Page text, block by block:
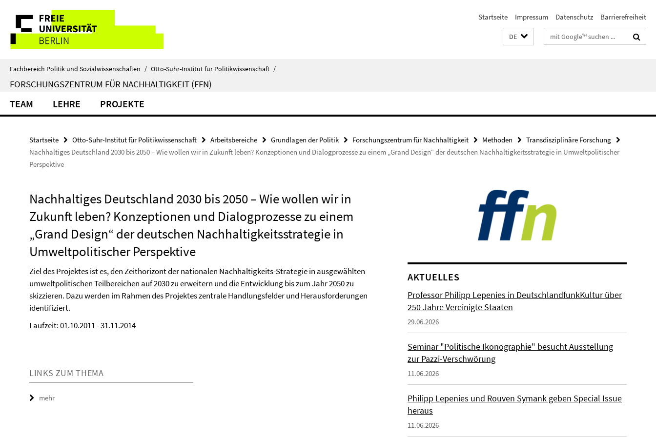
direkt
Inhalt
Service-
Navigation
Startseite Impressum Datenschutz Barrierefreiheit
DE Suchbegriffe
Fachbereich Politik und Sozialwissenschaften / Otto-Suhr-Institut für Politikwissenschaft /
FORSCHUNGSZENTRUM FÜR NACHHALTIGKEIT (FFN)
TEAM LEHRE PROJEKTE
Startseite Otto-Suhr-Institut für Politikwissenschaft Arbeitsbereiche Grundlagen der Politik Forschungszentrum für Nachhaltigkeit Methoden
Transdisziplinäre Forschung
Nachhaltiges Deutschland 2030 bis 2050 – Wie wollen wir in Zukunft leben? Konzeptionen und Dialogprozesse zu einem „Grand Design“ der deutschen Nachhaltigkeitsstrategie in Umweltpolitischer
Perspektive
Nachhaltiges Deutschland 2030 bis 2050 – Wie wollen wir in
Zukunft leben? Konzeptionen und Dialogprozesse zu einem
„Grand Design“ der deutschen Nachhaltigkeitsstrategie in
Umweltpolitischer Perspektive
Ziel des Projektes ist es, den Zeithorizont der nationalen Nachhaltigkeits-Strategie in ausgewählten
umweltpolitischen Teilbereichen auf 2030 zu erweitern und die Entwicklung bis zum Jahr 2050 zu
skizzieren. Dazu werden im Rahmen des Projektes zentrale Handlungsfelder und Herausforderungen
identifiziert.
Laufzeit: 01.10.2011 - 31.11.2014
LINKS ZUM THEMA
mehr
AKTUELLES
Professor Philipp Lepenies in DeutschlandfunkKultur über
250 Jahre Vereinigte Staaten
29.06.2026
Seminar "Politische Ikonographie" besucht Ausstellung
zur Pazzi-Verschwörung
11.06.2026
Philipp Lepenies und Rouven Symank geben Special Issue
heraus
11.06.2026